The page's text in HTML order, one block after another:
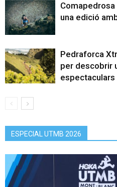
una edició
Pedraforca
per descobrir
espectaculars
ESPECIAL UTMB 2026